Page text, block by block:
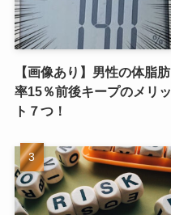
【画像あり】男性の体脂肪
率15％前後キープのメリッ
ト７つ！